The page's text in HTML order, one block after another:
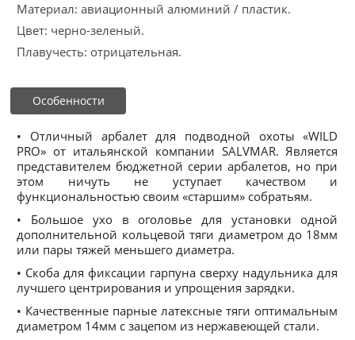
Материал: авиационный алюминий / пластик.
Цвет: черно-зеленый.
Плавучесть: отрицательная.
Особенности
• Отличный арбалет для подводной охоты «WILD
PRO» от итальянской компании SALVMAR. Является
представителем бюджетной серии арбалетов, но при
этом ничуть не уступает качеством и
функциональностью своим «старшим» собратьям.
• Большое ухо в оголовье для установки одной
дополнительной кольцевой тяги диаметром до 18мм
или пары тяжей меньшего диаметра.
• Скоба для фиксации гарпуна сверху надульника для
лучшего центрирования и упрощения зарядки.
• Качественные парные латексные тяги оптимальным
диаметром 14мм с зацепом из нержавеющей стали.